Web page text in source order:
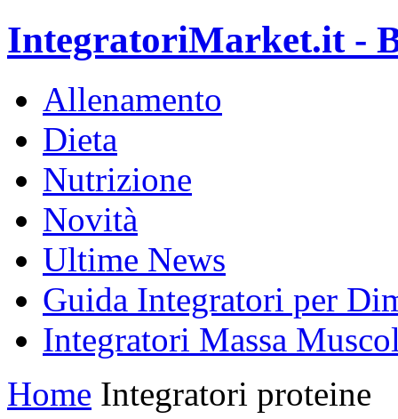
IntegratoriMarket.it -
Allenamento
Dieta
Nutrizione
Novità
Ultime News
Guida Integratori per
Integratori Massa
Home Integratori proteine